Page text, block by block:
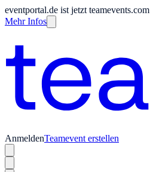
eventportal.de ist jetzt teamevents.com
Mehr Infos
AnmeldenTeamevent erstellen